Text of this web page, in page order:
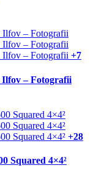
+7
Ilfov – Fotografii
+28
Squared 4×4²